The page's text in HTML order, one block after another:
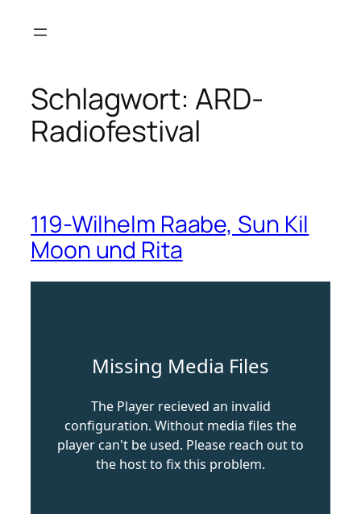
Inhalt
Schlagwort: ARD-
Radiofestival
119-Wilhelm Raabe, Sun Kil
Moon und Rita